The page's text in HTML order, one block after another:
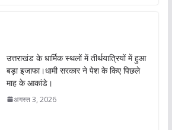
उत्तराखंड के धार्मिक स्थलों में तीर्थयात्रियों में हुआ
बड़ा इजाफा।धामी सरकार ने पेश के किए पिछले
माह के आकांडे।
अगस्त 3, 2026